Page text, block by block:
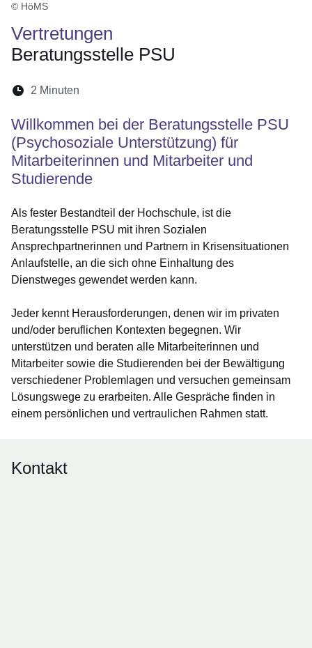
© HöMS
Vertretungen
Beratungsstelle PSU
Lesedauer:
2 Minuten
Willkommen bei der Beratungsstelle PSU
(Psychosoziale Unterstützung) für
Mitarbeiterinnen und Mitarbeiter und
Studierende
Als fester Bestandteil der Hochschule, ist die
Beratungsstelle PSU mit ihren Sozialen
Ansprechpartnerinnen und Partnern in Krisensituationen
Anlaufstelle, an die sich ohne Einhaltung des
Dienstweges gewendet werden kann.
Jeder kennt Herausforderungen, denen wir im privaten
und/oder beruflichen Kontexten begegnen. Wir
unterstützen und beraten alle Mitarbeiterinnen und
Mitarbeiter sowie die Studierenden bei der Bewältigung
verschiedener Problemlagen und versuchen gemeinsam
Lösungswege zu erarbeiten. Alle Gespräche finden in
einem persönlichen und vertraulichen Rahmen statt.
Kontakt